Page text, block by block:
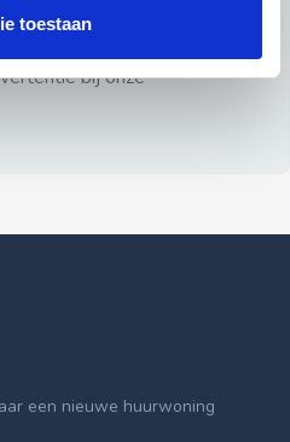
toestaan
bij onze
een nieuwe huurwoning